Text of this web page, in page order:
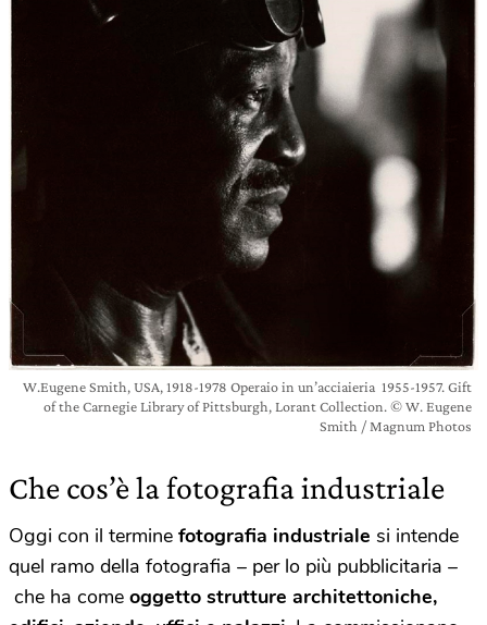
W.Eugene Smith, USA, 1918-1978 Operaio in un’acciaieria 1955-1957. Gift
of the Carnegie Library of Pittsburgh, Lorant Collection. © W. Eugene
Smith / Magnum Photos
Che cos’è la fotografia industriale
Oggi con il termine fotografia industriale si intende
quel ramo della fotografia – per lo più pubblicitaria –
che ha come oggetto strutture architettoniche,